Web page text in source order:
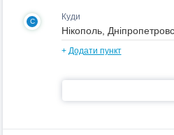
C Куди
+ Додати пункт